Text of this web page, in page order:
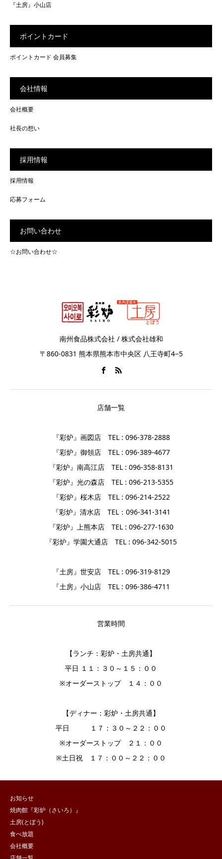
『土房』小山店
ポイントカード
ポイントカード 会員募集
会社情報
会社概要
社長の想い
採用情報
採用情報
応募フォーム
お問い合わせ
☆お問い合わせ☆
南州食品株式会社 / 株式会社雄和
〒860-0831 熊本県熊本市中央区 八王寺町4−5
店舗一覧
『彩炉』画図店 TEL : 096-378-2888
『彩炉』御領店 TEL : 096-389-4677
『彩炉』南高江店 TEL : 096-358-8131
『彩炉』光の森店 TEL : 096-213-5355
『彩炉』桜木店 TEL : 096-214-2522
『彩炉』清水店 TEL：096-341-3141
『彩炉』上熊本店 TEL : 096-277-1630
『彩炉』学園大通店 TEL : 096-342-5015
『土房』世安店 TEL : 096-319-8129
『土房』小山店 TEL : 096-386-4711
営業時間
【ランチ：彩炉・土房共通】
平日 １１：３０～１５：００
※オーダーストップ １４：００
【ディナー：彩炉・土房共通】
平日 １７：３０～２２：００
※オーダーストップ ２１：００
※土日祝 １７：００～２２：００
お知らせ
焼肉館『彩炉（さいろ）』
土房(とぼう)
食べ放題
会社概要